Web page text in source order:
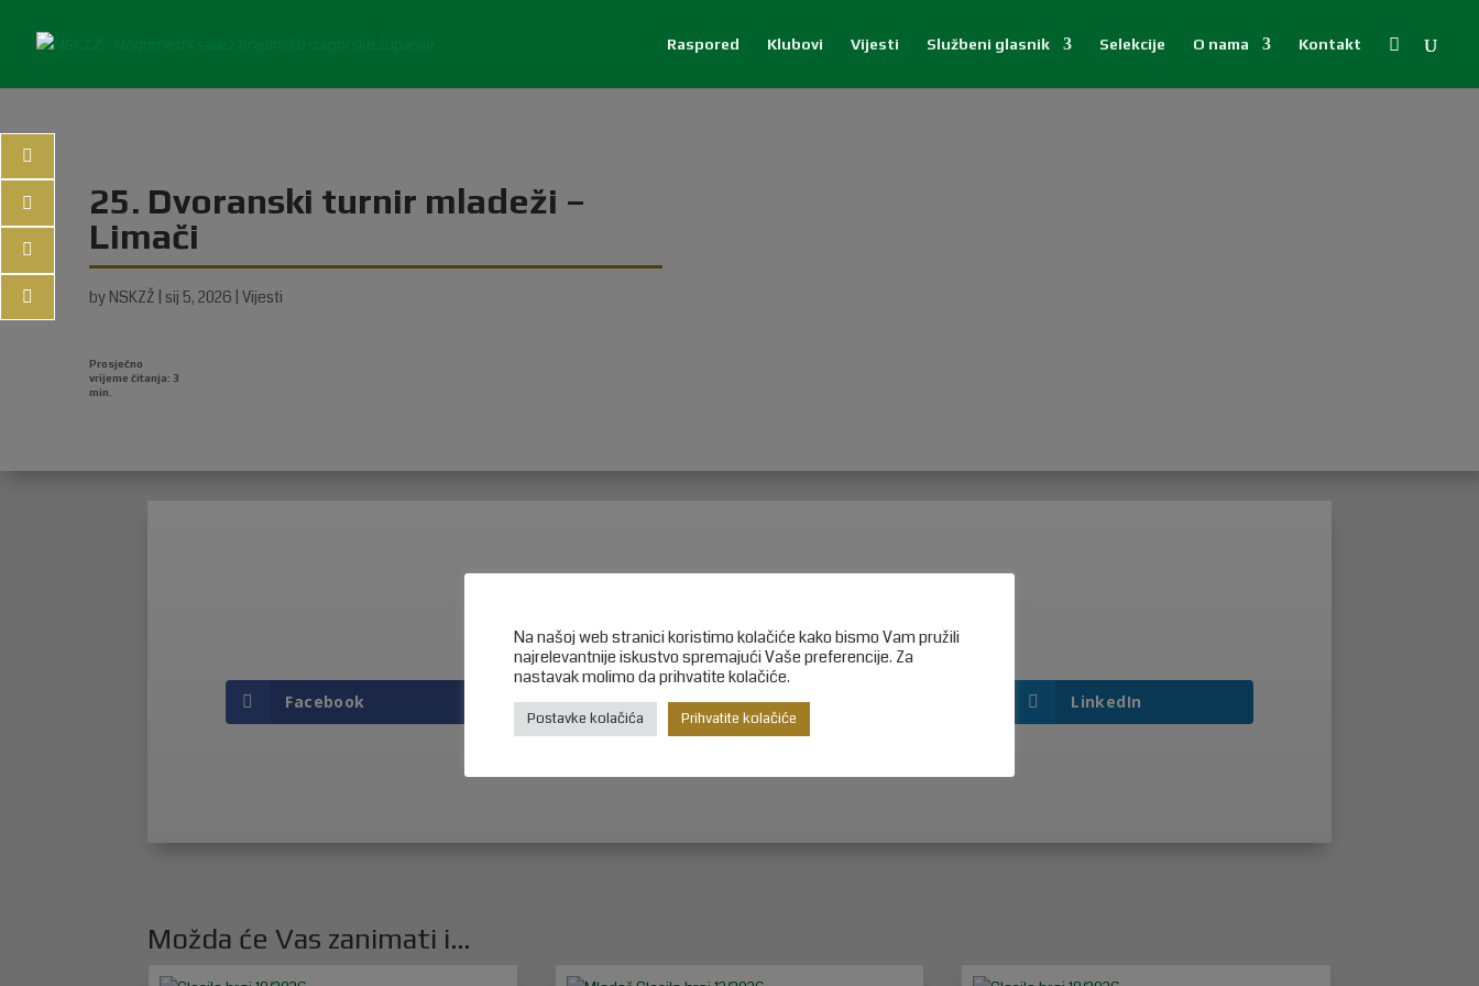
Raspored Klubovi Vijesti Službeni glasnik Selekcije O nama Kontakt 
25. Dvoranski turnir mladeži –
Limači
by NSKZŽ sij 5, 2026 Vijesti
Facebook Twitter Gmail LinkedIn
Možda će Vas zanimati i…
Na našoj web stranici koristimo kolačiće kako bismo Vam pružili
najrelevantnije iskustvo spremajući Vaše preferencije. Za
nastavak molimo da prihvatite kolačiće.
Postavke kolačića Prihvatite kolačiće